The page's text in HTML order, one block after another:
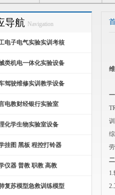
导航 Navigation
电子电气实验实训考核
类机电一体化实验设备
驾驶维修实训教学设备
电教财经银行实验室
化学生物实验室设备
挂图 黑板 程控打铃器
仪器 普教 职教 高教
复苏模型急救训练模型